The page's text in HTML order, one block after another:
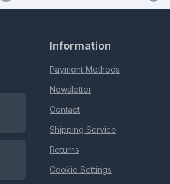
Information
Payment Methods
Newsletter
Contact
Shipping Service
Returns
Cookie Settings